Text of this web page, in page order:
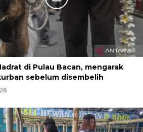
di Pulau Bacan, mengarak
sebelum disembelih